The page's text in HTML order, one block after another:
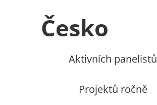
Česko
Aktivních panelistů
Projektů ročně